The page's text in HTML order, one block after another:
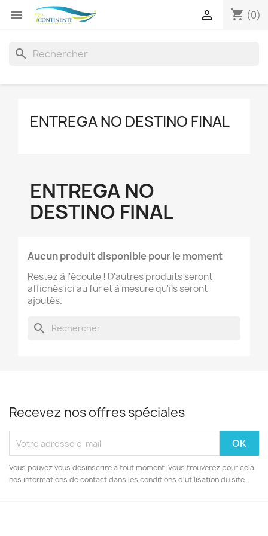
 shopping_cart (0)

search
ENTREGA NO DESTINO FINAL
ENTREGA NO
DESTINO FINAL
Aucun produit disponible pour le moment
Restez à l'écoute ! D'autres produits seront
affichés ici au fur et à mesure qu'ils seront
ajoutés.
search
Recevez nos offres spéciales
Vous pouvez vous désinscrire à tout moment. Vous trouverez pour cela
nos informations de contact dans les conditions d'utilisation du site.
Créer une liste d'envies